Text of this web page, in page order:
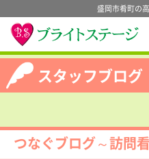
盛岡市肴町の
スタッフブログ
つなぐブログ～訪問